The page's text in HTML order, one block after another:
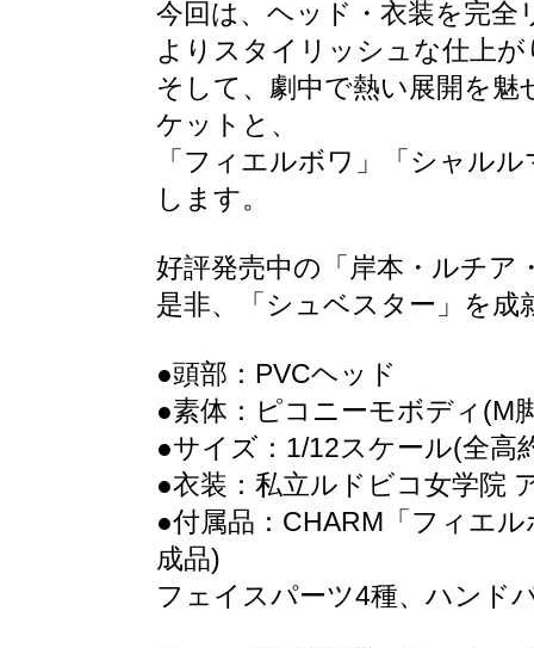
今回は、ヘッド・衣装を完全
よりスタイリッシュな仕上
そして、劇中で熱い展開を
ケットと、
「フィエルボワ」「シャル
します。
好評発売中の「岸本・ルチア
是非、「シュベスター」を成
●頭部：PVCヘッド
●素体：ピコニーモボディ(M
●サイズ：1/12スケール(全高
●衣装：私立ルドビコ女学院
●付属品：CHARM「フィエ
成品)
フェイスパーツ4種、ハンド